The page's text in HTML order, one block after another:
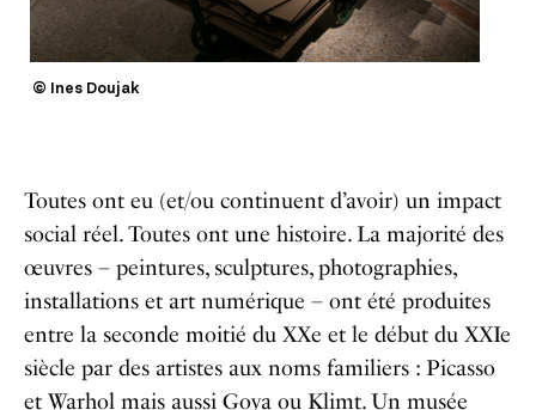
© Ines Doujak
Toutes ont eu (et/ou continuent d’avoir) un impact
social réel. Toutes ont une histoire. La majorité des
œuvres – peintures, sculptures, photographies,
installations et art numérique – ont été produites
entre la seconde moitié du XXe et le début du XXIe
siècle par des artistes aux noms familiers : Picasso
et Warhol mais aussi Goya ou Klimt. Un musée